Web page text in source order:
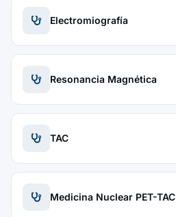
Electromiografía
Resonancia Magnética
TAC
Medicina Nuclear PET-TAC